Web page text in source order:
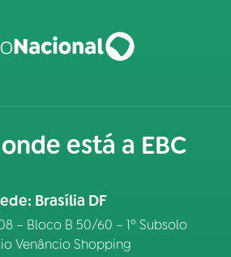
está a EBC
Brasília DF
– Bloco B 50/60 – 1º Subsolo
Venâncio Shopping